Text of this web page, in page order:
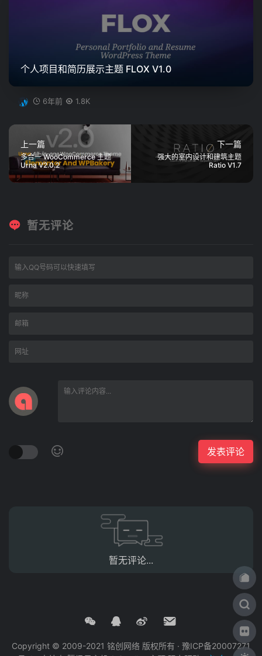
个人项目和简历展示主题 FLOX V1.0
6年前 1.8K
上一篇
多合一 WooCommerce 主题
Urna V2.0.2
下一篇
强大的室内设计和建筑主题
Ratio V1.7
暂无评论
暂无评论...
Copyright © 2009-2021 铭创网络 版权所有 · 豫ICP备20007271